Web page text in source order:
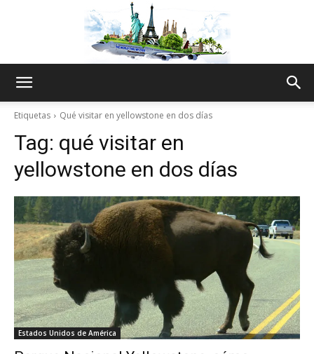
Thru
Etiquetas Qué visitar en yellowstone en dos días
Tag: qué visitar en
yellowstone en dos días
Estados Unidos de América